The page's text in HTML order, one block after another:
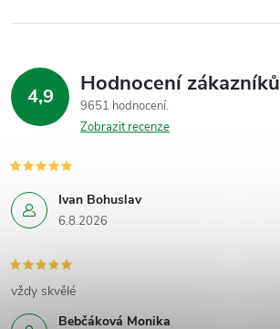
4,9 Hodnocení zákazníků
9651 hodnocení
Zobrazit recenze
Ivan Bohuslav
6.8.2026
Bebčáková Monika
vždy skvělé